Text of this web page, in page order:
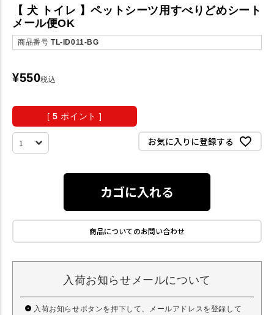
【 犬 トイレ 】ペットシーツ用すべりどめシート
メール便OK
商品番号 TL-ID011-BG
¥550税込
[ 5 ポイント ]
お気に入りに登録する
カゴに入れる
商品についてのお問い合わせ
入荷お知らせメールについて
入荷お知らせボタンを押下して、メールアドレスを登録して